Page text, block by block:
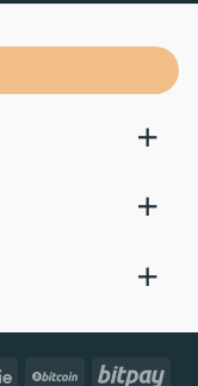
Mollie BitCoin